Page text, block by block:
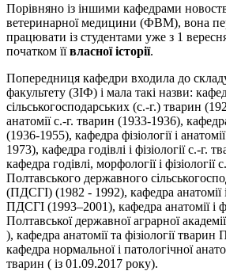
Порівняно із іншими кафедрами
ветеринарної медицини (ФВМ), вона
працювати із студентами уже з 1
початком їївласної історії.
Попередниця кафедри входила до
факультету (ЗІФ) і мала такі назви:
сільськогосподарських (с.-г.) тварин
анатомії с.-г. тварин (1933-1936),
(1936-1955), кафедра фізіології і
1973), кафедра годівлі і фізіології с.-г.
кафедра годівлі, морфології і фізіології
Полтавського державного
(ПДСГІ) (1982 - 1992), кафедра анатомії і
ПДСГІ (1993–2001), кафедра анатомії і
Полтавської державної аграрної
), кафедра анатомії та фізіології
кафедра нормальної і патологічної
тварин ( із 01.09.2017 року).